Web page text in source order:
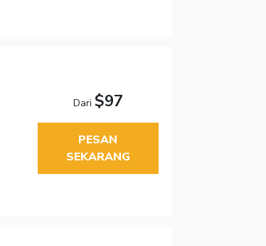
Dari $97
PESAN
SEKARANG